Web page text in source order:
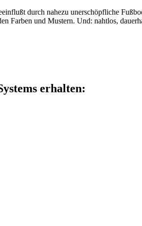
durch nahezu unerschöpfliche
Farben und Mustern. Und: nahtlos,
erhalten: